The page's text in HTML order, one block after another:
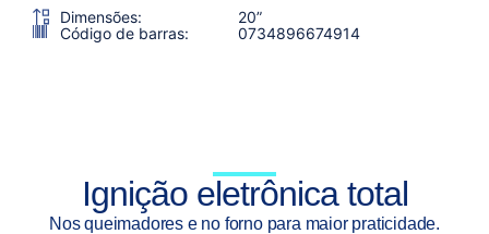
Dimensões:
20”
Código de barras:
0734896674914
Ignição eletrônica total
Nos queimadores e no forno para maior praticidade.